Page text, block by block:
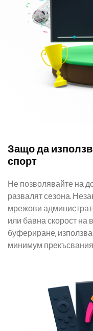
Защо да
спорт
Не позволявайте на
развалят сезона.
мрежови
или бавна скорост
буфериране,
минимум